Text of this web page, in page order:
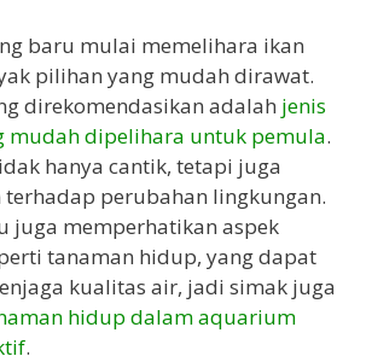
baru mulai memelihara ikan
pilihan yang mudah dirawat.
direkomendasikan adalah jenis
mudah dipelihara untuk pemula.
hanya cantik, tetapi juga
perubahan lingkungan.
juga memperhatikan aspek
tanaman hidup, yang dapat
kualitas air, jadi simak juga
hidup dalam aquarium
.